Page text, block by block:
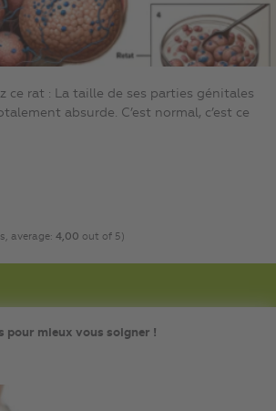
ce rat : La taille de ses parties génitales
absurde. C’est normal, c’est ce
average: 4,00 out of 5)
pour mieux vous soigner !